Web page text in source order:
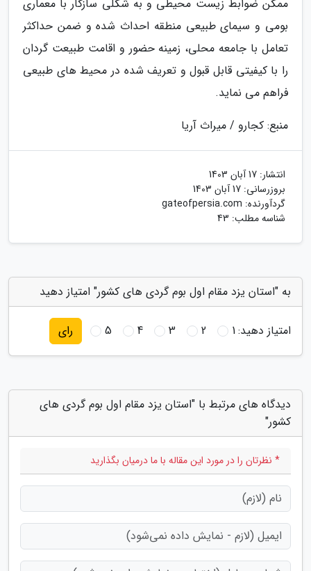
ممکن ضوابط زیست محیطی و به شکلی سازگار با معماری
بومی و سیمای طبیعی منطقه احداث شده و ضمن حداکثر
تعامل با جامعه محلی، زمینه حضور و اقامت طبیعت گردان
را با کیفیتی قابل قبول و تعریف شده در محیط های طبیعی
فراهم می نماید.
منبع: کجارو / میراث آریا
انتشار: 17 آبان 1403
بروزرسانی: 17 آبان 1403
گردآورنده: gateofpersia.com
شناسه مطلب: 43
به "استان یزد مقام اول بوم گردی های کشور" امتیاز دهید
امتیاز دهید:1
2
3
4
5 رای
دیدگاه های مرتبط با "استان یزد مقام اول بوم گردی های
کشور"
* نظرتان را در مورد این مقاله با ما درمیان بگذارید